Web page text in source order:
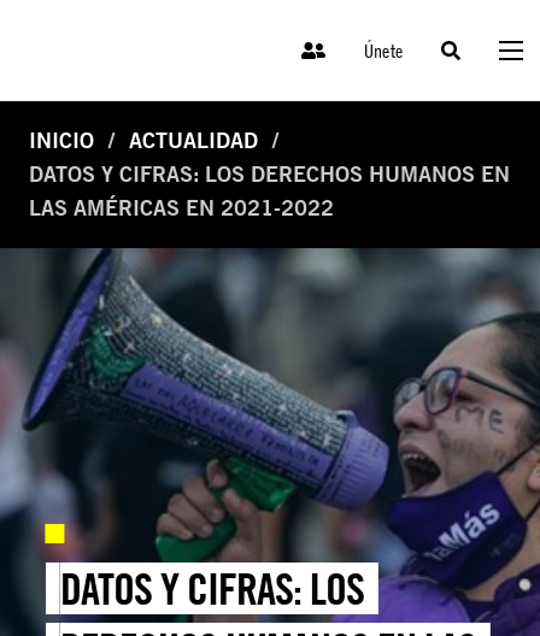
Únete
INICIO
ACTUALIDAD
DATOS Y CIFRAS: LOS DERECHOS HUMANOS EN
LAS AMÉRICAS EN 2021-2022
DATOS Y CIFRAS: LOS